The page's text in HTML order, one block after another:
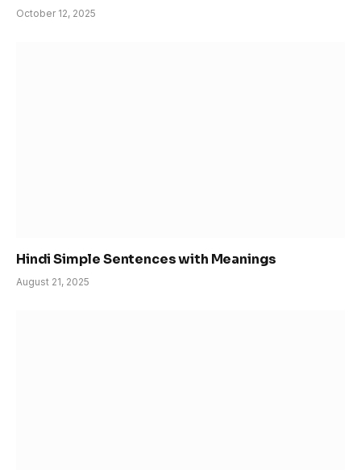
October 12, 2025
Hindi Simple Sentences with Meanings
August 21, 2025